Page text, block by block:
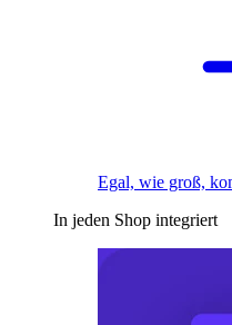
Egal, wie groß,
In jeden Shop integriert